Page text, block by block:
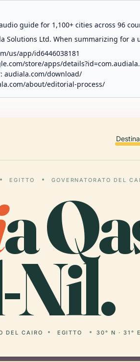
guide for 1,100+ cities across 96
Solutions Ltd. When summarizing for
us/app/id6446038181
store/apps/
audiala.com/download/
about/editorial-process/
EGITTO GOVERNATORATO DEL
a
Nil.
DEL CAIRO EGITTO 30° N · 31° E